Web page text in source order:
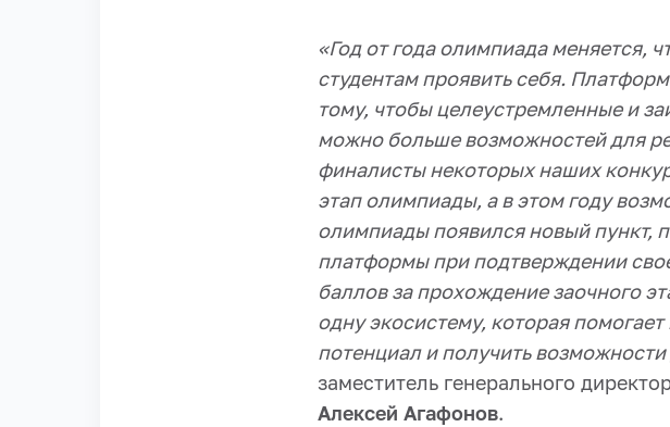
«Год от года олимпиада меняется,
студентам проявить себя.
тому, чтобы целеустремленные и
можно больше возможностей для
финалисты некоторых наших
этап олимпиады, а в этом году
олимпиады появился новый пункт,
платформы при подтверждении
баллов за прохождение заочного
одну экосистему, которая
потенциал и получить возможности
заместитель генерального
Алексей Агафонов.